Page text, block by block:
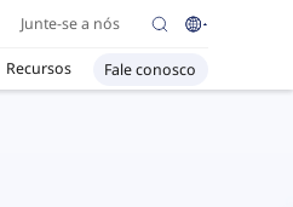
Junte-se a nós
Recursos Fale conosco